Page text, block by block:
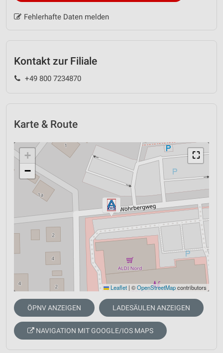
Fehlerhafte Daten melden
Kontakt zur Filiale
+49 800 7234870
Karte & Route
⛶
+
−
Leaflet | ©OpenStreetMapcontributors
ÖPNV ANZEIGEN LADESÄULEN ANZEIGEN
NAVIGATION MIT GOOGLE/IOS MAPS